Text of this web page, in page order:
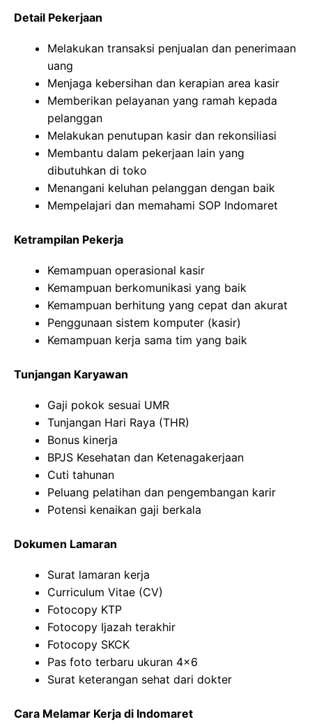
Detail Pekerjaan
Melakukan transaksi penjualan dan penerimaan
uang
Menjaga kebersihan dan kerapian area kasir
Memberikan pelayanan yang ramah kepada
pelanggan
Melakukan penutupan kasir dan rekonsiliasi
Membantu dalam pekerjaan lain yang
dibutuhkan di toko
Menangani keluhan pelanggan dengan baik
Mempelajari dan memahami SOP Indomaret
Ketrampilan Pekerja
Kemampuan operasional kasir
Kemampuan berkomunikasi yang baik
Kemampuan berhitung yang cepat dan akurat
Penggunaan sistem komputer (kasir)
Kemampuan kerja sama tim yang baik
Tunjangan Karyawan
Gaji pokok sesuai UMR
Tunjangan Hari Raya (THR)
Bonus kinerja
BPJS Kesehatan dan Ketenagakerjaan
Cuti tahunan
Peluang pelatihan dan pengembangan karir
Potensi kenaikan gaji berkala
Dokumen Lamaran
Surat lamaran kerja
Curriculum Vitae (CV)
Fotocopy KTP
Fotocopy Ijazah terakhir
Fotocopy SKCK
Pas foto terbaru ukuran 4×6
Surat keterangan sehat dari dokter
Cara Melamar Kerja di Indomaret